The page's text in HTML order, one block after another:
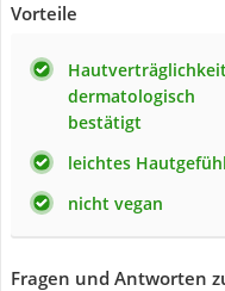
Vorteile
dermatologisch
bestätigt
leichtes Hautgefühl
nicht vegan
Fragen und Antworten